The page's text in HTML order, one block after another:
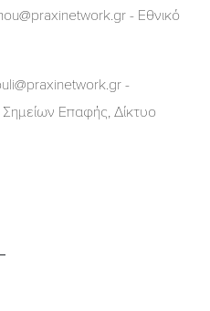
- Εθνικό
-
Επαφής, Δίκτυο